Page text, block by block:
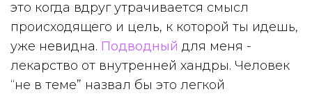
это когда вдруг утрачивается смысл
происходящего и цель, к которой ты идешь,
уже невидна. Подводный для меня -
лекарство от внутренней хандры. Человек
“не в теме” назвал бы это легкой